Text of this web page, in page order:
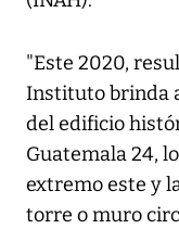
"Este 2020,
Instituto brinda
del edificio
Guatemala 24,
extremo este y
torre o muro